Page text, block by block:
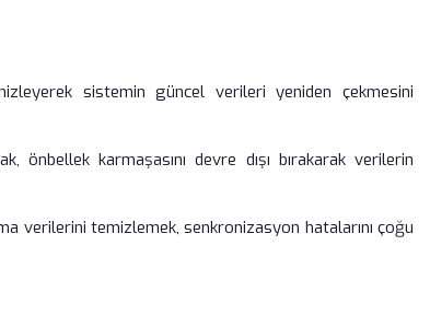
sistemin güncel verileri yeniden çekmesini
önbellek karmaşasını devre dışı bırakarak verilerin
verilerini temizlemek, senkronizasyon hatalarını çoğu